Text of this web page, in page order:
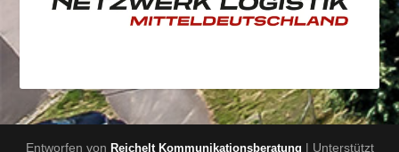
Entworfen von Reichelt Kommunikationsberatung | Unterstützt